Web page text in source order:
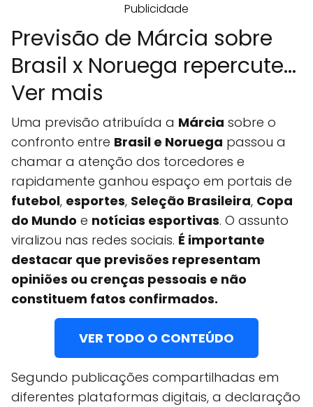
Publicidade
Previsão de Márcia sobre
Brasil x Noruega repercute...
Ver mais
Uma previsão atribuída a Márcia sobre o
confronto entre Brasil e Noruega passou a
chamar a atenção dos torcedores e
rapidamente ganhou espaço em portais de
futebol, esportes, Seleção Brasileira, Copa
do Mundo e notícias esportivas. O assunto
viralizou nas redes sociais. É importante
destacar que previsões representam
opiniões ou crenças pessoais e não
constituem fatos confirmados.
VER TODO O CONTEÚDO
Segundo publicações compartilhadas em
diferentes plataformas digitais, a declaração